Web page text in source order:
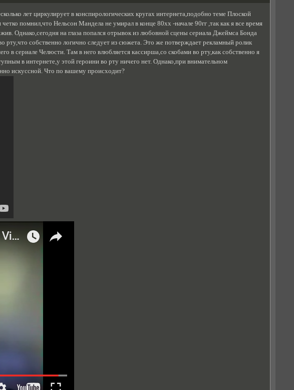
лет циркулирует в конспирологических кругах интернета,подобно теме Плоской
помнил,что Нельсон Мандела не умирал в конце 80хх -начале 90гг ,так как я все время
Однако,сегодня на глаза попался отрывок из любовной сцены сериала Джеймса Бонда
рту,что собственно логично следует из сюжета. Это же потверждает рекламный ролик
в сериале Челюсти. Там в него влюбляется кассирша,со скобами во рту,как собственно я
в интернете,у этой героини во рту ничего нет. Однако,при внимательном
искуссной. Что по вашему происходит?